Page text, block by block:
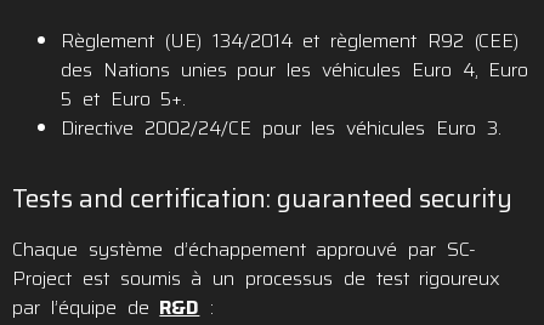
Règlement (UE) 134/2014 et règlement R92 (CEE)
des Nations unies pour les véhicules Euro 4, Euro
5 et Euro 5+.
Directive 2002/24/CE pour les véhicules Euro 3.
Tests and certification: guaranteed security
Chaque système d’échappement approuvé par SC-
Project est soumis à un processus de test rigoureux
par l’équipe deR&D: